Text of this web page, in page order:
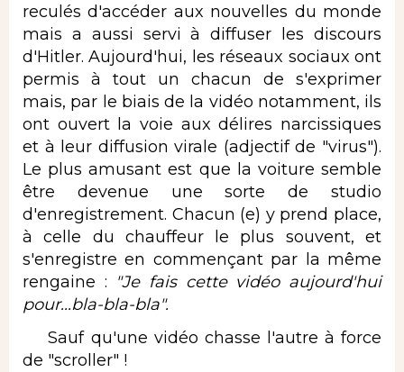
reculés d'accéder aux nouvelles du monde
mais a aussi servi à diffuser les discours
d'Hitler. Aujourd'hui, les réseaux sociaux ont
permis à tout un chacun de s'exprimer
mais, par le biais de la vidéo notamment, ils
ont ouvert la voie aux délires narcissiques
et à leur diffusion virale (adjectif de "virus").
Le plus amusant est que la voiture semble
être devenue une sorte de studio
d'enregistrement. Chacun (e) y prend place,
à celle du chauffeur le plus souvent, et
s'enregistre en commençant par la même
rengaine : "Je fais cette vidéo aujourd'hui
pour...bla-bla-bla".
Sauf qu'une vidéo chasse l'autre à force
de "scroller" !